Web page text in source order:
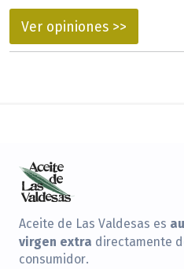
Ver opiniones >>
Aceite de Las Valdesas es
virgen extra directamente
consumidor.